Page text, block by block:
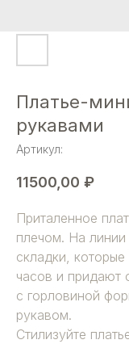
Платье-
рукавами
Артикул:
11500,00 ₽
Приталенное
плечом. На
складки,
часов и придают
с горловиной
рукавом.
Стилизуйте